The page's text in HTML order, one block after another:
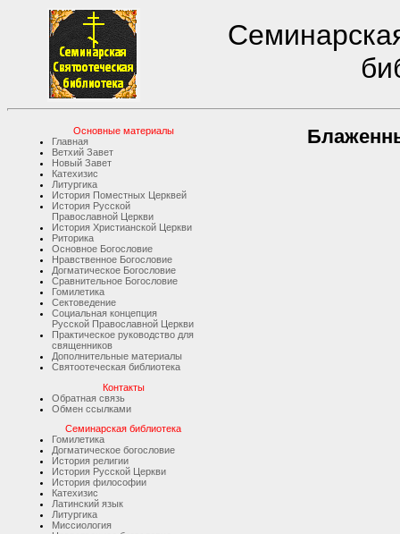
Основные материалы
Главная
Ветхий Завет
Новый Завет
Катехизис
Литургика
История Поместных Церквей
История Русской
Православной Церкви
История Христианской Церкви
Риторика
Основное Богословие
Нравственное Богословие
Догматическое Богословие
Сравнительное Богословие
Гомилетика
Сектоведение
Социальная концепция
Русской Православной Церкви
Практическое руководство для
священников
Дополнительные материалы
Святоотеческая библиотека
Контакты
Обратная связь
Обмен ссылками
Семинарская библиотека
Гомилетика
Догматическое богословие
История религии
История Русской Церкви
История философии
Катехизис
Латинский язык
Литургика
Миссиология